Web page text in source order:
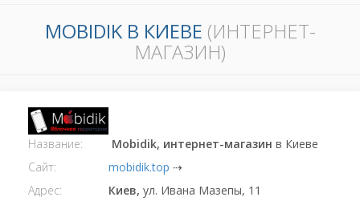
MOBIDIK В КИЕВЕ (ИНТЕРНЕТ-
МАГАЗИН)
Название: Mobidik, интернет-магазин в Киеве
Сайт:
mobidik.top ⇢
Адрес:
Киев, ул. Ивана Мазепы, 11